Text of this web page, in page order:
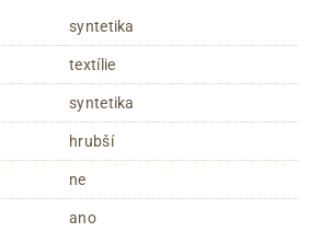
syntetika
textílie
syntetika
hrubší
ne
ano